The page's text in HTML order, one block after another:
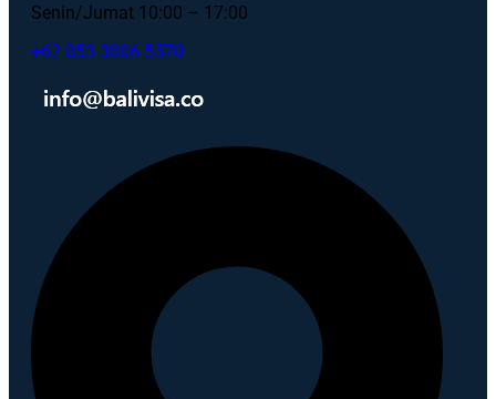
Senin/Jumat 10:00 – 17:00
+62 853 3806 5570